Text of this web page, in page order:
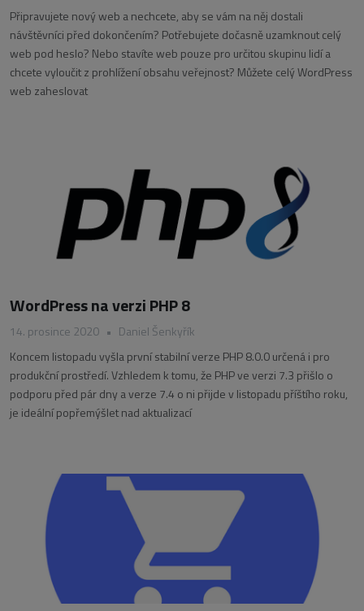
Připravujete nový web a nechcete, aby se vám na něj dostali
návštěvníci před dokončením? Potřebujete dočasně uzamknout celý
web pod heslo? Nebo stavíte web pouze pro určitou skupinu lidí a
chcete vyloučit z prohlížení obsahu veřejnost? Můžete celý WordPress
web zaheslovat
WordPress na verzi PHP 8
14. prosince 2020 • Daniel Šenkyřík
Koncem listopadu vyšla první stabilní verze PHP 8.0.0 určená i pro
produkční prostředí. Vzhledem k tomu, že PHP ve verzi 7.3 přišlo o
podporu před pár dny a verze 7.4 o ni přijde v listopadu příštího roku,
je ideální popřemýšlet nad aktualizací